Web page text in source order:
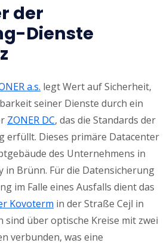
der
Dienste
a.s. legt Wert auf Sicherheit,
seiner Dienste durch ein
ZONER DC, das die Standards der
erfüllt. Dieses primäre Datacenter
des Unternehmens in
in Brünn. Für die Datensicherung
im Falle eines Ausfalls dient das
Kovoterm in der Straße Cejl in
sind über optische Kreise mit zwei
verbunden, was eine